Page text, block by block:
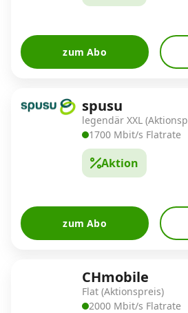
zum Abo
spusu
legendär XXL
1700 Mbit/s Flatrate
Aktion
zum Abo
CHmobile
Flat (Aktionspreis)
2000 Mbit/s Flatrate